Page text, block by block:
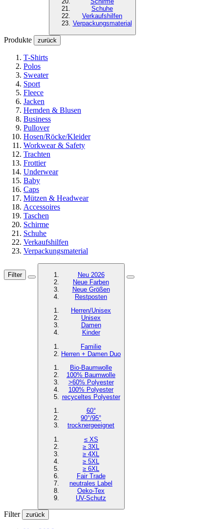
Schuhe
Verkaufshilfen
Verpackungsmaterial
Produkte zurück
T-Shirts
Polos
Sweater
Sport
Fleece
Jacken
Hemden & Blusen
Business
Pullover
Hosen/Röcke/Kleider
Workwear & Safety
Trachten
Frottier
Underwear
Baby
Caps
Mützen & Headwear
Accessoires
Taschen
Schirme
Schuhe
Verkaufshilfen
Verpackungsmaterial
Filter
Neu 2026
Neue Farben
Neue Größen
Restposten
Herren/Unisex
Unisex
Damen
Kinder
Familie
Herren + Damen Duo
Bio-Baumwolle
100% Baumwolle
>60% Polyester
100% Polyester
recyceltes Polyester
60°
90°/95°
trocknergeeignet
≤ XS
≥ 3XL
≥ 4XL
≥ 5XL
≥ 6XL
Fair Trade
neutrales Label
Oeko-Tex
UV-Schutz
Filter zurück